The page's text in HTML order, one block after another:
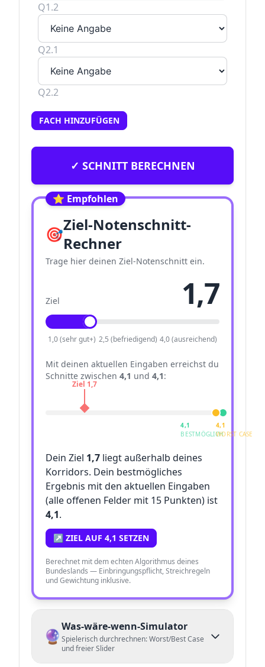
Q1.2
Q2.1
Q2.2
FACH HINZUFÜGEN
✓ SCHNITT BERECHNEN
⭐ Empfohlen
🎯Ziel-Notenschnitt-
Rechner
Trage hier deinen Ziel-Notenschnitt ein.
Ziel 1,7
1,0 (sehr gut+) 2,5 (befriedigend) 4,0 (ausreichend)
Mit deinen aktuellen Eingaben erreichst du
Schnitte zwischen 4,1 und 4,1:
4,1
BESTMÖGLICH
4,1
WORST CASE
Ziel 1,7
Dein Ziel 1,7 liegt außerhalb deines
Korridors. Dein bestmögliches
Ergebnis mit den aktuellen Eingaben
(alle offenen Felder mit 15 Punkten) ist
4,1.
↗ ZIEL AUF 4,1 SETZEN
Berechnet mit dem echten Algorithmus deines
Bundeslands — Einbringungspflicht, Streichregeln
und Gewichtung inklusive.
🔮Was-wäre-wenn-Simulator
Spielerisch durchrechnen: Worst/Best Case
und freier Slider